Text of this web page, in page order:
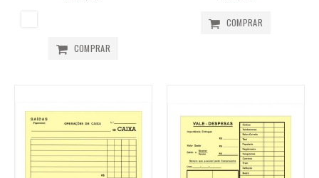
COMPRAR
COMPRAR